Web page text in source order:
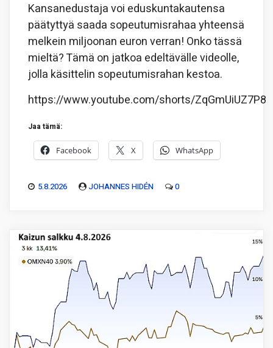
Kansanedustaja voi eduskuntakautensa
päätyttyä saada sopeutumisrahaa yhteensä
melkein miljoonan euron verran! Onko tässä
mieltä? Tämä on jatkoa edeltävälle videolle,
jolla käsittelin sopeutumisrahan kestoa.
https://www.youtube.com/shorts/ZqGmUiUZ7P8
Jaa tämä:
Facebook X WhatsApp
5.8.2026 JOHANNES HIDÉN 0